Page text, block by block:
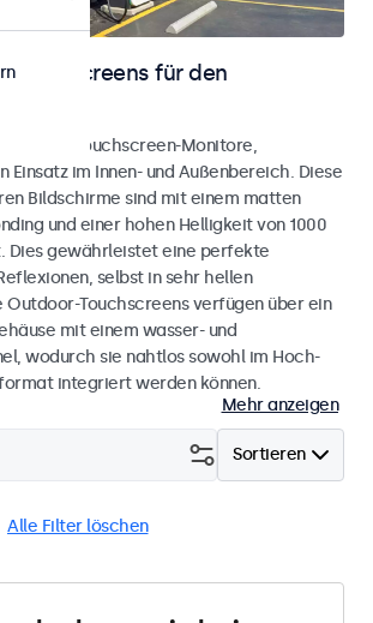
für den
und Touchscreen-Monitore,
im Innen- und Außenbereich. Diese
Bildschirme sind mit einem matten
und einer hohen Helligkeit von 1000
Dies gewährleistet eine perfekte
selbst in sehr hellen
Outdoor-Touchscreens verfügen über ein
mit einem wasser- und
wodurch sie nahtlos sowohl im Hoch-
integriert werden können.
Mehr anzeigen
Sortieren
Alle Filter löschen